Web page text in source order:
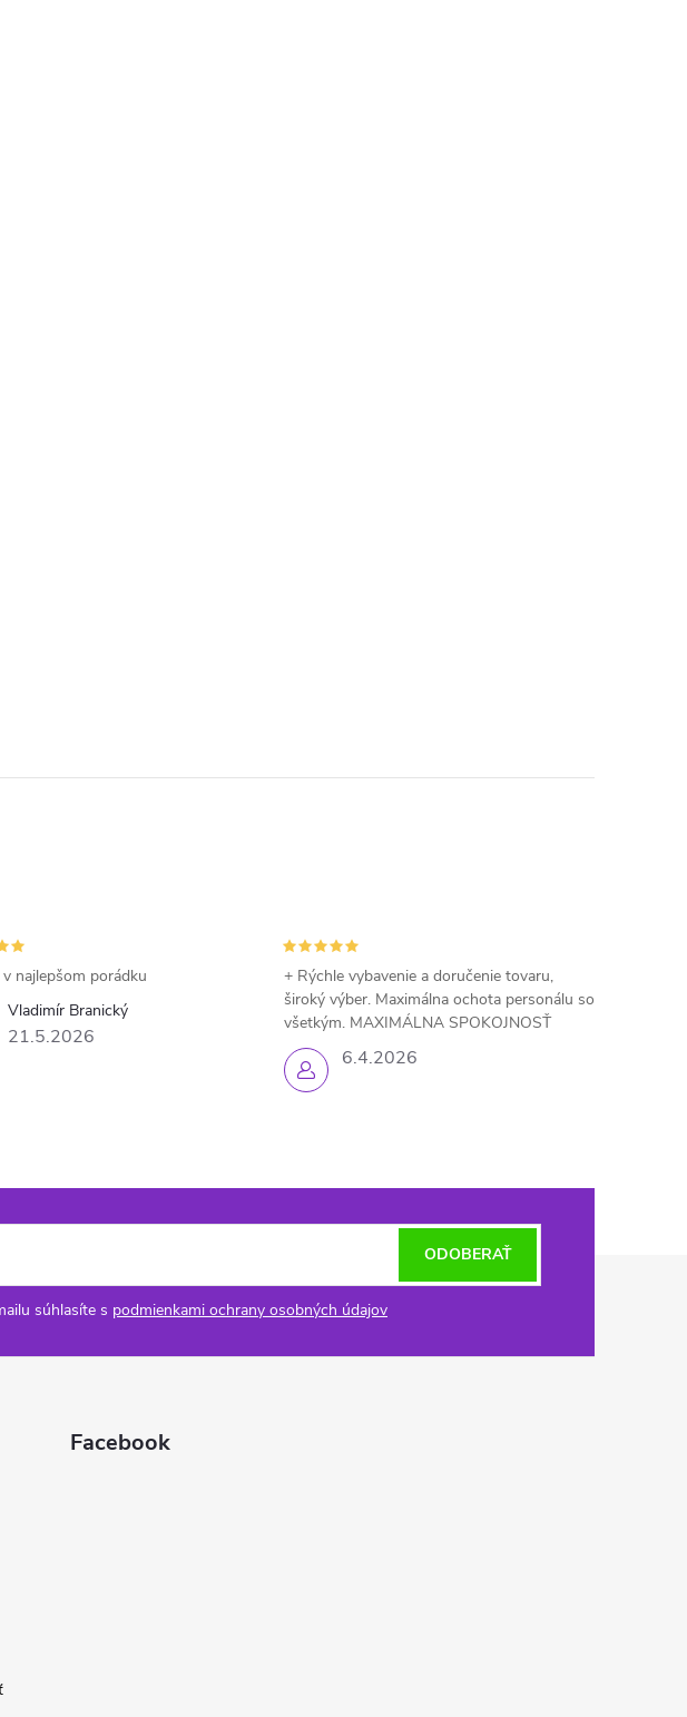
Vladimír Branický
21.5.2026
v najlepšom porádku
6.4.2026
+ Rýchle vybavenie a doručenie tovaru,
široký výber. Maximálna ochota personálu so
všetkým. MAXIMÁLNA SPOKOJNOSŤ
súhlasíte s podmienkami ochrany osobných údajov
ODOBERAŤ
Facebook